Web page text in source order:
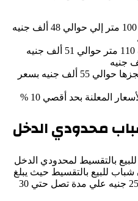
حيث وصل مقدم الشقة ال 100 متر إلي حوالي 48 ألف جنيه
بينما يبلغ سعر مقدم الوحدة 110 متر حوالي 51 ألف جنيه
اما الوحدة 120 متر مقدم حجزها حوالي 55 ألف جنيه بسعر
المعلنة بحد أقصي 10 %
محدودي الدخل
بالتقسيط لمحدودي الدخل
شباب للبيع بالتقسيط حيث يبلغ
متسوط القسط الشهري حوالي 250 جنيه علي مدة تصل حتي 30